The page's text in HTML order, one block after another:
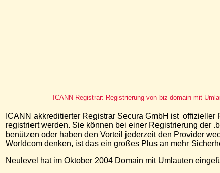
ICANN-Registrar: Registrierung von biz-domain mit
ICANN akkreditierter Registrar Secura GmbH ist
registriert werden. Sie können bei einer Registrierung der
benützen oder haben den Vorteil jederzeit den Provider
Worldcom denken, ist das ein großes Plus an mehr
Neulevel hat im Oktober 2004 Domain mit Umlauten